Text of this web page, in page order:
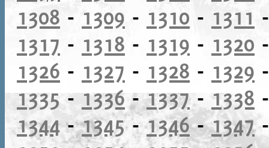
1308 - 1309 - 1310 - 1311
1317 - 1318 - 1319 - 1320
1326 - 1327 - 1328 - 1329
1335 - 1336 -1337- 1338
1344-1345-1346-1347